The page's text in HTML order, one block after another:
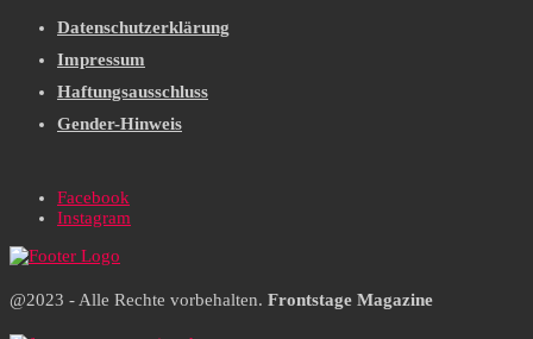
Datenschutzerklärung
Impressum
Haftungsausschluss
Gender-Hinweis
Facebook
Instagram
@2023 - Alle Rechte vorbehalten. Frontstage Magazine